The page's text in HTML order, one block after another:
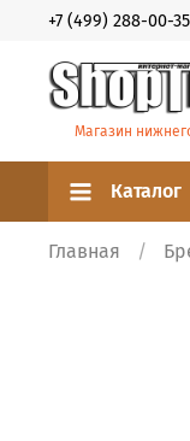
+7 (499) 288-00-35
Магазин
Каталог
Главная